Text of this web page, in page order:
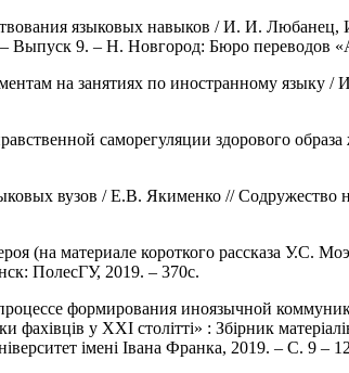
языковых навыков / И. И.
Выпуск 9. – Н. Новгород: Бюро переводов
на занятиях по иностранному
саморегуляции здорового
вузов / Е.В. Якименко //
(на материале короткого рассказа У.С.
ПолесГУ, 2019. – 370с.
формирования иноязычной
у XXI столітті» : Збірник
імені Івана Франка, 2019. – С. 9 –